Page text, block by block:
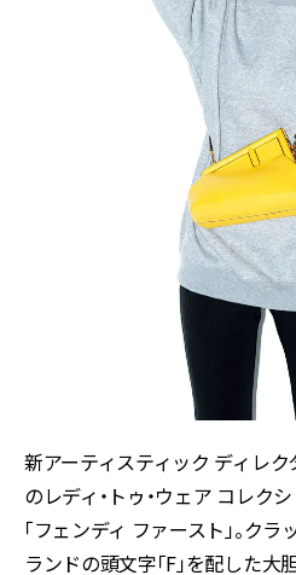
新アーティスティック ディレク
のレディ・トゥ・ウェア コレク
「フェンディ ファースト」。ク
ランドの頭文字「F」を配した大